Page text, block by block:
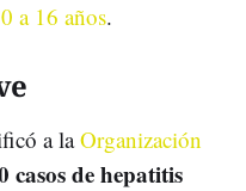
a 16 años.
a laOrganización
casos de hepatitis